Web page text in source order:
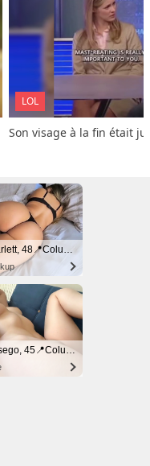
LOL
Son visage à la fin était